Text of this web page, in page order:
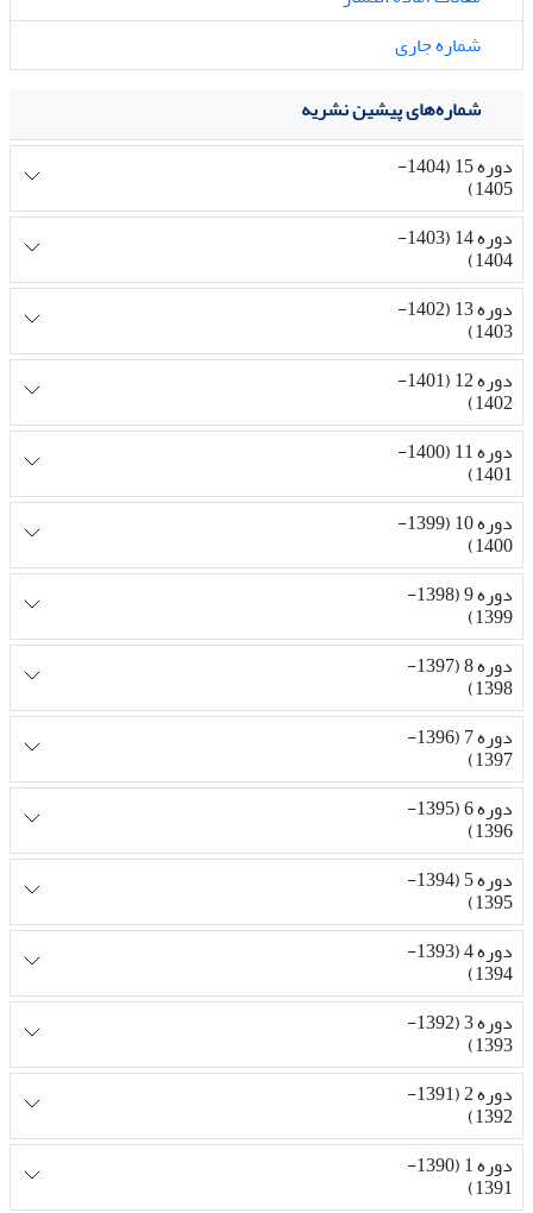
شماره جاری
شماره‌های پیشین نشریه
دوره 15 (1404-
1405)
دوره 14 (1403-
1404)
دوره 13 (1402-
1403)
دوره 12 (1401-
1402)
دوره 11 (1400-
1401)
دوره 10 (1399-
1400)
دوره 9 (1398-
1399)
دوره 8 (1397-
1398)
دوره 7 (1396-
1397)
دوره 6 (1395-
1396)
دوره 5 (1394-
1395)
دوره 4 (1393-
1394)
دوره 3 (1392-
1393)
دوره 2 (1391-
1392)
دوره 1 (1390-
1391)